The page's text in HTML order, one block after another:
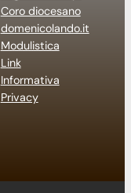
Coro diocesano
domenicolando.it
Modulistica
Link
Informativa
Privacy